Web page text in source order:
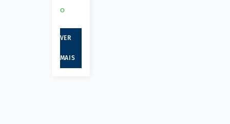
o
VER
MAIS